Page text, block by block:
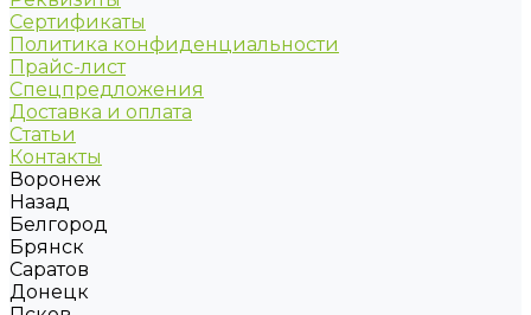
Сертификаты
Политика конфиденциальности
Прайс-лист
Спецпредложения
Доставка и оплата
Статьи
Контакты
Воронеж
Назад
Белгород
Брянск
Саратов
Донецк